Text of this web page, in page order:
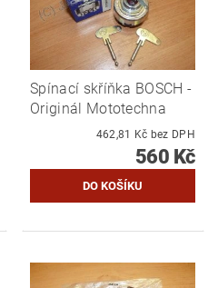
Spínací skříňka BOSCH -
Originál Mototechna
462,81 Kč bez DPH
560 Kč